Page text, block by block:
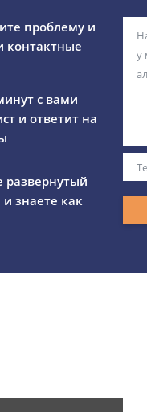
проблему и
контактные
с вами
и ответит на
развернутый
знаете как